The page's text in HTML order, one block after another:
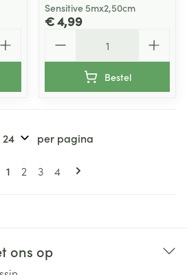
Sensitive 5mx2,50cm
€ 4,99
Bestel
Pagina's
U lees momenteel pagina
1 Pagina
2 Pagina
3 Pagina
4
per pagina
ons op